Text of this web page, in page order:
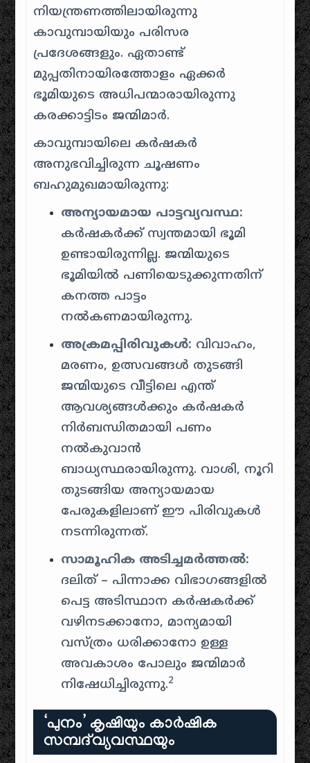
നിയന്ത്രണത്തിലായിരുന്നു
കാവുമ്പായിയും പരിസര
പ്രദേശങ്ങളും. ഏതാണ്ട്
മുപ്പതിനായിരത്തോളം ഏക്കർ
ഭൂമിയുടെ അധിപന്മാരായിരുന്നു
കരക്കാട്ടിടം ജന്മിമാർ.
കാവുമ്പായിലെ കർഷകർ
അനുഭവിച്ചിരുന്ന ചൂഷണം
ബഹുമുഖമായിരുന്നു:
അന്യായമായ പാട്ടവ്യവസ്ഥ:
കർഷകർക്ക് സ്വന്തമായി ഭൂമി
ഉണ്ടായിരുന്നില്ല. ജന്മിയുടെ
ഭൂമിയിൽ പണിയെടുക്കുന്നതിന്
കനത്ത പാട്ടം
നൽകണമായിരുന്നു.
അക്രമപ്പിരിവുകൾ: വിവാഹം,
മരണം, ഉത്സവങ്ങൾ തുടങ്ങി
ജന്മിയുടെ വീട്ടിലെ എന്ത്
ആവശ്യങ്ങൾക്കും കർഷകർ
നിർബന്ധിതമായി പണം
നൽകുവാൻ
ബാധ്യസ്ഥരായിരുന്നു. വാശി, നൂറി
തുടങ്ങിയ അന്യായമായ
പേരുകളിലാണ് ഈ പിരിവുകൾ
നടന്നിരുന്നത്.
സാമൂഹിക അടിച്ചമർത്തൽ:
ദലിത് – പിന്നാക്ക വിഭാഗങ്ങളിൽ
പെട്ട അടിസ്ഥാന കർഷകർക്ക്
വഴിനടക്കാനോ, മാന്യമായി
വസ്ത്രം ധരിക്കാനോ ഉള്ള
അവകാശം പോലും ജന്മിമാർ
നിഷേധിച്ചിരുന്നു.2
‘പുനം’ കൃഷിയും കാർഷിക
സമ്പദ്‌വ്യവസ്ഥയും